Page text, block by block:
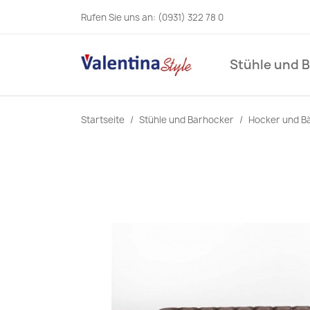
Rufen Sie uns an: (0931) 322 78 0
Stühle und
Startseite Stühle und Barhocker Hocker und